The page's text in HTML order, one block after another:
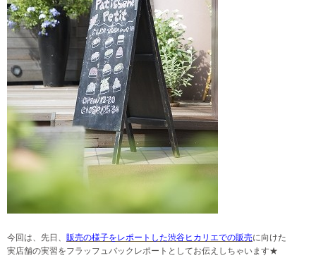
今回は、先日、 販売の様子をレポートした渋谷ヒカリエでの販売に向けた
実店舗の実習をフラッフュバックレポートとしてお伝えしちゃいます★